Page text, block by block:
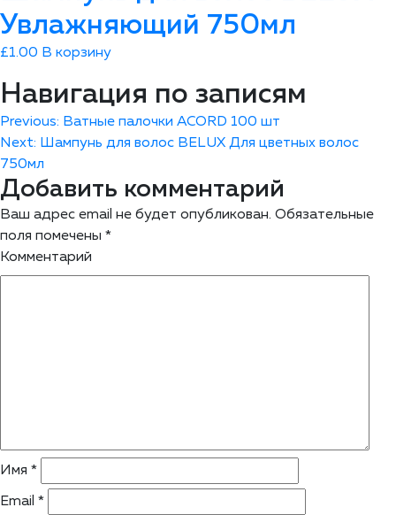
Увлажняющий 750мл
£1.00 В корзину
Навигация по записям
Previous: Ватные палочки ACORD 100 шт
Next: Шампунь для волос ВELUX Для цветных волос
750мл
Добавить комментарий
Ваш адрес email не будет опубликован. Обязательные
поля помечены *
Комментарий
Имя *
Email *